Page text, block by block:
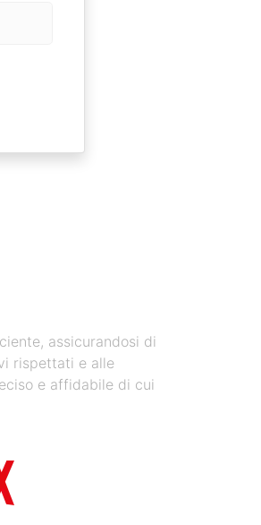
assicurandosi di
rispettati e alle
e affidabile di cui